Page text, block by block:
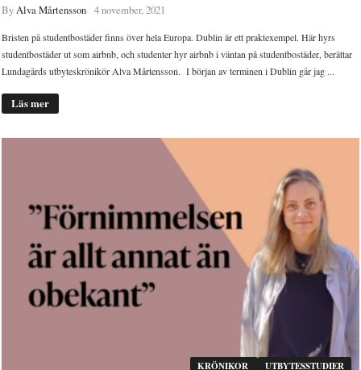
ByAlva Mårtensson 4 november, 2021
Bristen på studentbostäder finns över hela Europa. Dublin är ett praktexempel. Här hyrs
studentbostäder ut som airbnb, och studenter hyr airbnb i väntan på studentbostäder, berättar
Lundagårds utbyteskrönikör Alva Mårtensson. I början av terminen i Dublin går jag ...
Läs mer
KRÖNIKOR UTBYTESSTUDIER